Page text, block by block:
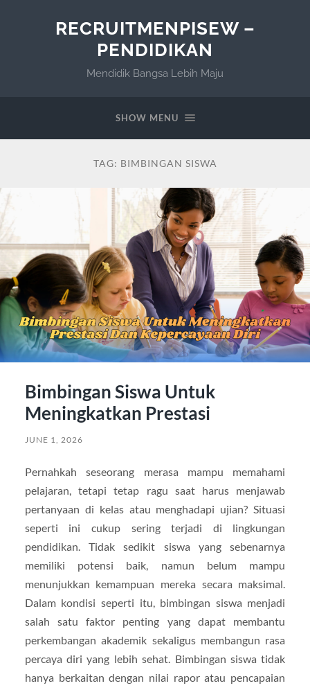
RECRUITMENPISEW –
PENDIDIKAN
Mendidik Bangsa Lebih Maju
SHOW MENU
TAG: BIMBINGAN SISWA
Bimbingan Siswa Untuk
Meningkatkan Prestasi
JUNE 1, 2026
Pernahkah seseorang merasa mampu memahami
pelajaran, tetapi tetap ragu saat harus menjawab
pertanyaan di kelas atau menghadapi ujian? Situasi
seperti ini cukup sering terjadi di lingkungan
pendidikan. Tidak sedikit siswa yang sebenarnya
memiliki potensi baik, namun belum mampu
menunjukkan kemampuan mereka secara maksimal.
Dalam kondisi seperti itu, bimbingan siswa menjadi
salah satu faktor penting yang dapat membantu
perkembangan akademik sekaligus membangun rasa
percaya diri yang lebih sehat. Bimbingan siswa tidak
hanya berkaitan dengan nilai rapor atau pencapaian